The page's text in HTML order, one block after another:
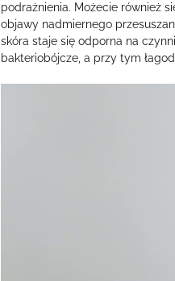
podrażnienia. Możecie również
objawy nadmiernego
skóra staje się odporna na
bakteriobójcze, a przy tym